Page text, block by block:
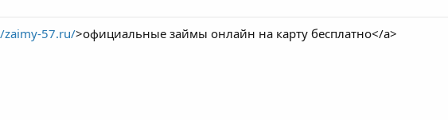
zaimy-57.ru/>официальные займы онлайн на карту бесплатно</a>